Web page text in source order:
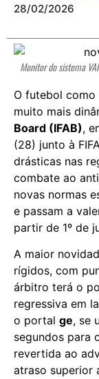
28/02/2026
Monitor do sistema
O futebol como
muito mais
Board (IFAB),
(28) junto à
drásticas nas
combate ao
novas normas
e passam a
partir de 1º de
A maior
rígidos, com
árbitro terá o
regressiva em
o portal ge, se
segundos para
revertida ao
atraso superior